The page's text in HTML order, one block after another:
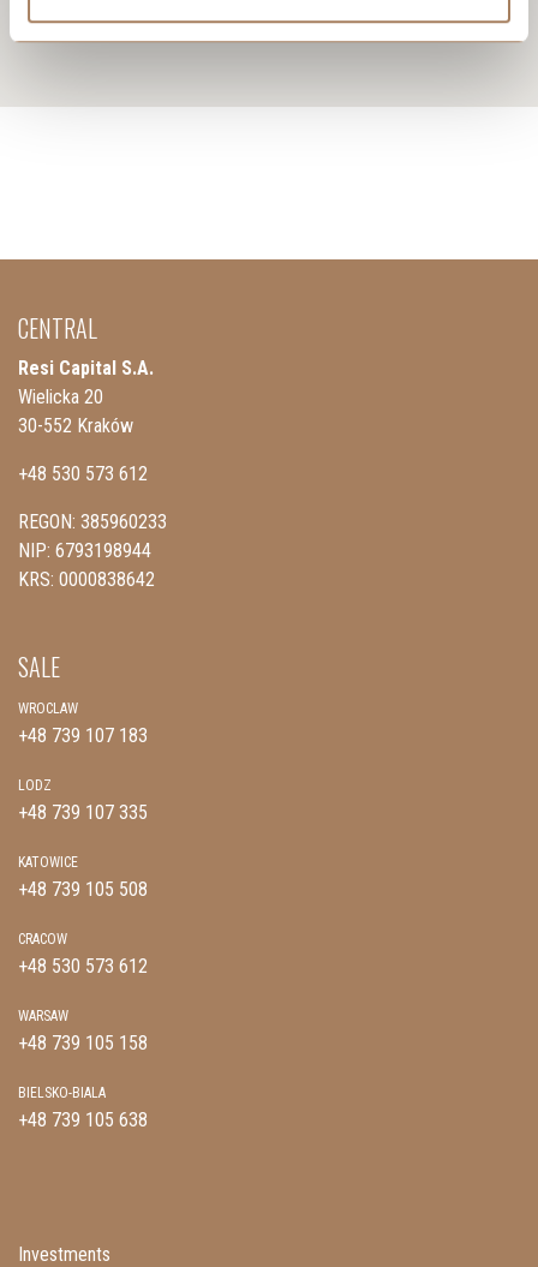
CENTRAL
Resi Capital S.A.
Wielicka 20
30-552 Kraków
+48 530 573 612
REGON: 385960233
NIP: 6793198944
KRS: 0000838642
SALE
WROCLAW
+48 739 107 183
LODZ
+48 739 107 335
KATOWICE
+48 739 105 508
CRACOW
+48 530 573 612
WARSAW
+48 739 105 158
BIELSKO-BIALA
+48 739 105 638
Investments